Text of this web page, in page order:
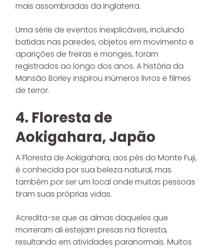
mais assombradas da Inglaterra.
Uma série de eventos inexplicáveis, incluindo
batidas nas paredes, objetos em movimento e
aparições de freiras e monges, foram
registrados ao longo dos anos. A história da
Mansão Borley inspirou inúmeros livros e filmes
de terror.
4. Floresta de
Aokigahara, Japão
A Floresta de Aokigahara, aos pés do Monte Fuji,
é conhecida por sua beleza natural, mas
também por ser um local onde muitas pessoas
tiram suas próprias vidas.
Acredita-se que as almas daqueles que
morreram ali estejam presas na floresta,
resultando em atividades paranormais. Muitos